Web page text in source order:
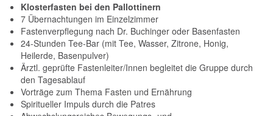
Klosterfasten bei den Pallottinern
7 Übernachtungen im Einzelzimmer
Fastenverpflegung nach Dr. Buchinger oder Basenfasten
24-Stunden Tee-Bar (mit Tee, Wasser, Zitrone, Honig,
Heilerde, Basenpulver)
Ärztl. geprüfte Fastenleiter/Innen begleitet die Gruppe durch
den Tagesablauf
Vorträge zum Thema Fasten und Ernährung
Spiritueller Impuls durch die Patres